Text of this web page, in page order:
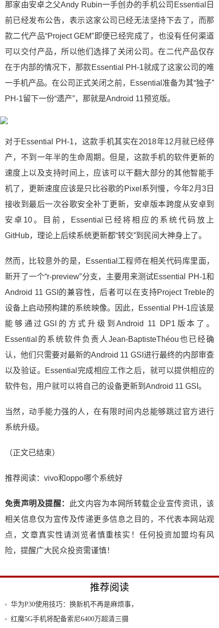
那家由安卓之父Andy Rubin一手创办的手机公司Essential日
前已经发布公告，表示这家公司已经无法坚持下去了，而那
款二代产品“Project GEM”即便已经完成了，也没有任何渠道
可以交付产品，所以他们选择了关闭公司。在二代产品仅存
在于内部的情况下，那款Essential PH-1就成了这家公司的唯
一手机产品。在公司正式关闭之前，Essential准备为其“独子”
PH-1留下一份“遗产”，那就是Android 11预览版。
对于Essential PH-1，这款手机其实在2018年12月就已经停
产，不到一年半的生命周期。但是，这款手机的软件更新的
速度上以及支持时间上，应该可以干翻大部分的其他智能手
机了，更新速度应该是只比谷歌的Pixel系列慢，今年2月3日
接收到最后一次谷歌安全补丁更新，安卓版本跨度从安卓到
安卓10。目前，Essential已经将相应的系统代码放上
GitHub，理论上后续系统更新都“转交”到民间大神身上了。
然而，比较意外的是，Essential工程师在相关代码库里面，
新开了一个“r-preview”分支，主要用来测试Essential PH-1和
Android 11 GSI的兼容性，后者可以在支持Project Treble的
设备上启动预构建的系统映像。因此，Essential PH-1应该是
能够通过GSI的方式升级到Android 11 DP1版本了。
Essential的系统软件负责人Jean-BaptisteThéou也已经确
认，他们只需要对最新的Android 11 GSI进行最终的内部审查
以及验证。Essential完成相应工作之后，就可以提供相应的
软件包，用户就可以将自己的设备更新到Android 11 GSI。
当然，动手能力强的人，在有限时间内总能够跳过官方进行
系统升级。
（正文已结束）
推荐阅读： vivo和oppo哪个系统好
免责声明及提醒：
此文内容为本网所转载企业宣传资讯，该
相关信息仅为宣传及传递更多信息之目的，不代表本网站观
点，文章真实性请浏览者慎重核实！任何投资加盟均有风
险，提醒广大民众投资需谨慎！
推荐阅读
华为P30使用技巧：换新机不再是麻烦事，
“手
红魔5G手机将配备索尼6400万超清三摄